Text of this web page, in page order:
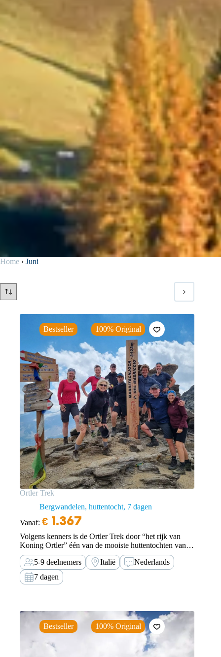
Home › Juni
Bestseller 100% Original
Ortler Trek
Bergwandelen, huttentocht 7 dagen
Vanaf: € 1.367
Volgens kenners is de Ortler Trek door “het rijk van
Koning Ortler” één van de mooiste huttentochten van
de Alpen. Ervaar dit prachtige gebied en wandel met
TOE vanuit het Ultental naar de Ortler.
5-9 deelnemers Italië
Nederlands
7 dagen
Bestseller 100% Original